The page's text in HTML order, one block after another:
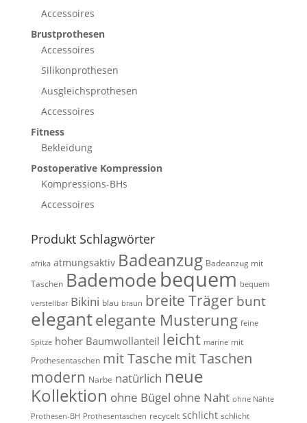
Accessoires
Brustprothesen
Accessoires
Silikonprothesen
Ausgleichsprothesen
Accessoires
Fitness
Bekleidung
Postoperative Kompression
Kompressions-BHs
Accessoires
Produkt Schlagwörter
afrika atmungsaktiv Badeanzug Badeanzug mit
Taschen Bademodebequem bequem
verstellbar Bikini blau braun breite Träger bunt
elegantelegante Musterung feine
Spitze hoher Baumwollanteil leicht marine mit
Prothesentaschen mit Taschemit Taschen
modern Narbe natürlich neue
Kollektion ohne Bügel ohne Naht ohne Nähte
Prothesen-BH Prothesentaschen recycelt schlicht schlicht